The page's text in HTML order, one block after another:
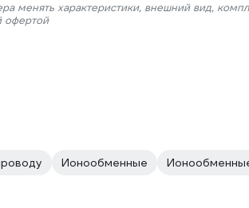
менять характеристики, внешний вид,
офертой
Ионообменные